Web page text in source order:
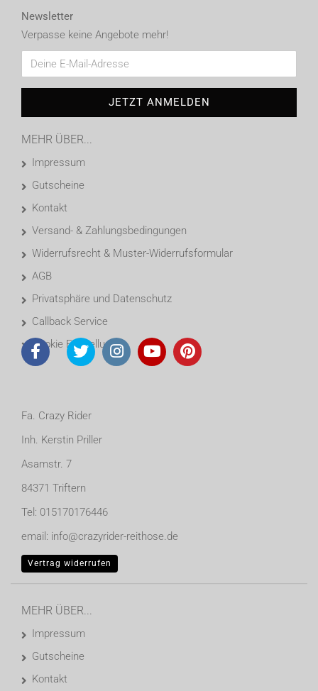
Newsletter
Verpasse keine Angebote mehr!
MEHR ÜBER...
Impressum
Gutscheine
Kontakt
Versand- & Zahlungsbedingungen
Widerrufsrecht & Muster-Widerrufsformular
AGB
Privatsphäre und Datenschutz
Callback Service
Cookie Einstellungen
Fa. Crazy Rider
Inh. Kerstin Priller
Asamstr. 7
84371 Triftern
Tel: 015170176446
email: info@crazyrider-reithose.de
Vertrag widerrufen
MEHR ÜBER...
Impressum
Gutscheine
Kontakt